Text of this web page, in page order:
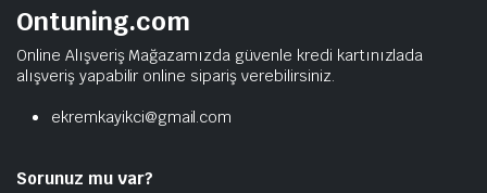
Ontuning.com
Online Alışveriş Mağazamızda güvenle kredi kartınızlada
alışveriş yapabilir online sipariş verebilirsiniz.
ekremkayikci@gmail.com
Sorunuz mu var?